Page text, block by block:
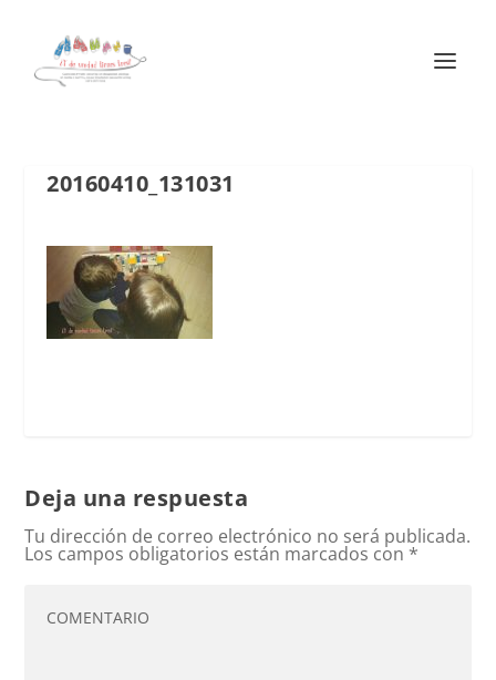
20160410_131031
Deja una respuesta
Tu dirección de correo electrónico no será publicada.
Los campos obligatorios están marcados con *